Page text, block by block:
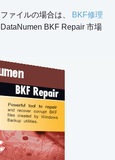
ァイルの場合は、
BKF修理
BKF Repair 市場